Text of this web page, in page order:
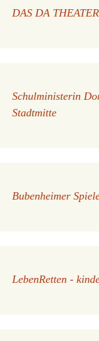
DAS DA THEATER
Schulministerin
Stadtmitte
Bubenheimer
LebenRetten -